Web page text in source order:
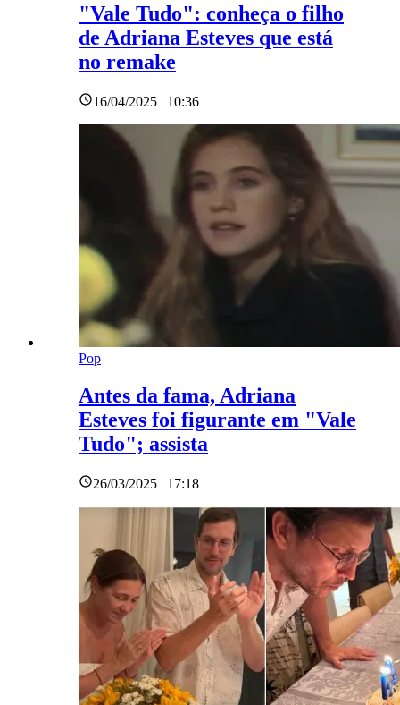
"Vale Tudo": conheça o filho
de Adriana Esteves que está
no remake
16/04/2025 | 10:36
Pop
Antes da fama, Adriana
Esteves foi figurante em "Vale
Tudo"; assista
26/03/2025 | 17:18